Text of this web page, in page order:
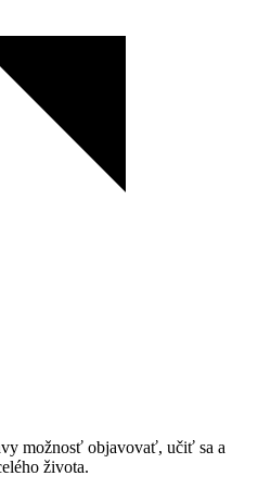
možnosť objavovať, učiť sa a
života.